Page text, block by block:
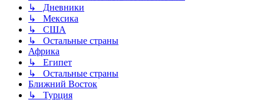
↳ Дневники
↳ Мексика
↳ США
↳ Остальные страны
Африка
↳ Египет
↳ Остальные страны
Ближний Восток
↳ Турция